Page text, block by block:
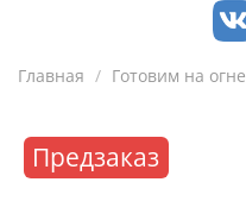
Главная Готовим на огне
Предзаказ